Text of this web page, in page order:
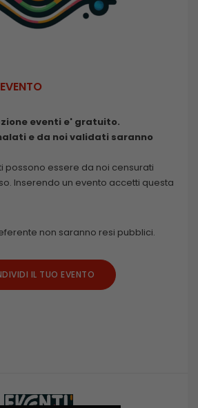
eventi e' gratuito.
e da noi validati saranno
possono essere da noi censurati
Inserendo un evento accetti questa
non saranno resi pubblici.
IL TUO EVENTO